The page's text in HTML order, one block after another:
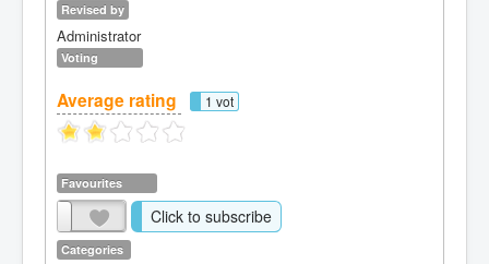
Revised by
Administrator
Voting
Average rating 1 vot
Favourites
Click to subscribe
Categories